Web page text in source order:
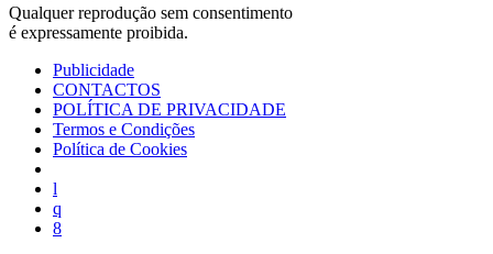
Qualquer reprodução sem consentimento
é expressamente proibida.
Publicidade
CONTACTOS
POLÍTICA DE PRIVACIDADE
Termos e Condições
Política de Cookies